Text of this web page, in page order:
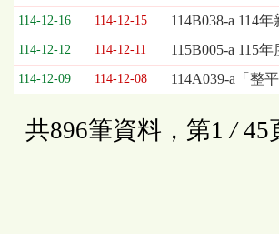
114-12-16 114-12-15 114B038-a 114
114-12-12 114-12-11 115B005-a 115
114-12-09 114-12-08 114A039-a「整
共896筆資料，第1 /45